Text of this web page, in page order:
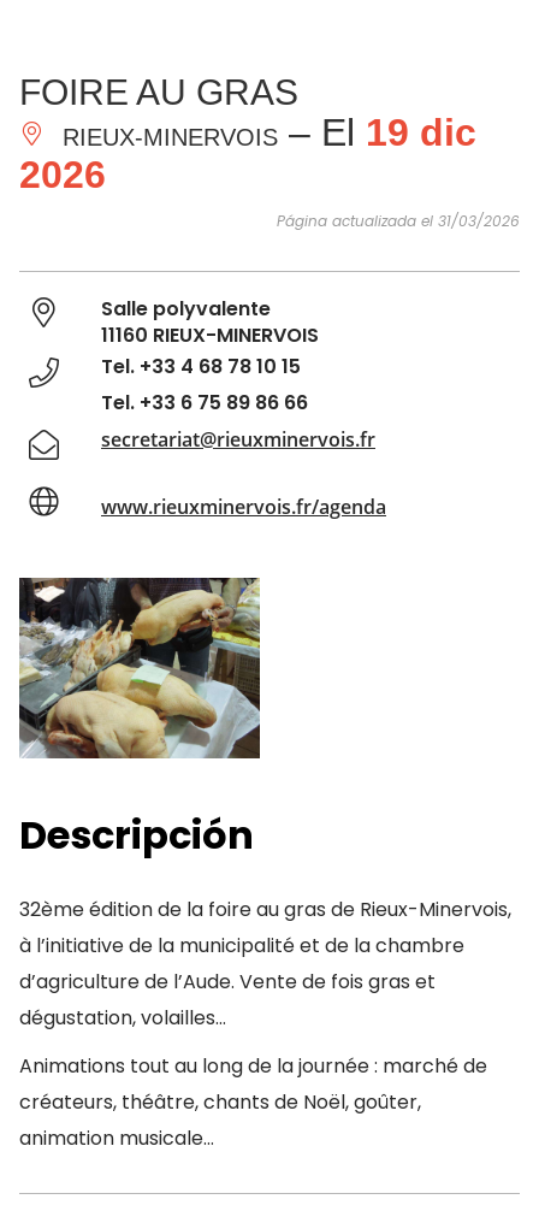
IMPRESCINDIBLES
HACER
FOIRE AU GRAS
RIEUX-MINERVOIS – El 19 dic
2026
Página actualizada el 31/03/2026
Salle polyvalente
11160 RIEUX-MINERVOIS
Tel. +33 4 68 78 10 15
Tel. +33 6 75 89 86 66
secretariat@rieuxminervois.fr
www.rieuxminervois.fr/agenda
Descripción
32ème édition de la foire au gras de Rieux-Minervois,
à l’initiative de la municipalité et de la chambre
d’agriculture de l’Aude. Vente de fois gras et
dégustation, volailles…
Animations tout au long de la journée : marché de
créateurs, théâtre, chants de Noël, goûter,
animation musicale…